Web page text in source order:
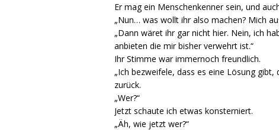
Er mag ein Menschenkenner sein, und
„Nun… was wollt ihr also machen? Mich
„Dann wäret ihr gar nicht hier. Nein, ich
anbieten die mir bisher verwehrt ist.“
Ihr Stimme war immernoch freundlich.
„Ich bezweifele, dass es eine Lösung
zurück.
„Wer?“
Jetzt schaute ich etwas konsterniert.
„Äh, wie jetzt wer?“